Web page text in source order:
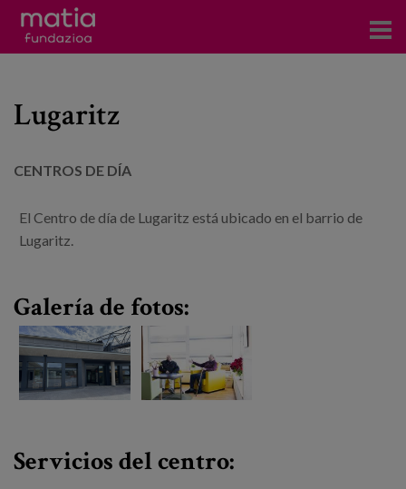
Servicios
Noticias
Prensa
Trabaja con nosotros
es
Lugaritz
CENTROS DE DÍA
El Centro de día de Lugaritz está ubicado en el barrio de
Lugaritz.
Galería de fotos:
Servicios del centro: